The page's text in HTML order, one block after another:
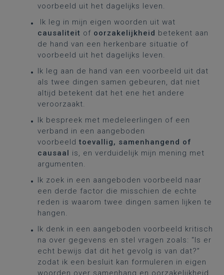
voorbeeld uit het dagelijks leven.
Ik leg in mijn eigen woorden uit wat
causaliteit of oorzakelijkheid betekent aan
de hand van een herkenbare situatie of
voorbeeld uit het dagelijks leven.
Ik leg aan de hand van een voorbeeld uit dat
als twee dingen samen gebeuren, dat niet
altijd betekent dat het ene het andere
veroorzaakt.
Ik bespreek met medeleerlingen of een
verband in een aangeboden
voorbeeldtoevallig, samenhangend of
causaal is, en verduidelijk mijn mening met
argumenten.
Ik zoek in een aangeboden voorbeeld naar
een derde factor die misschien de echte
reden is waarom twee dingen samen lijken te
hangen.
Ik denk in een aangeboden voorbeeld kritisch
na over gegevens en stel vragen zoals: “Is er
echt bewijs dat dit het gevolg is van dat?”
zodat ik een besluit kan formuleren in eigen
woorden over samenhang en oorzakelijkheid.